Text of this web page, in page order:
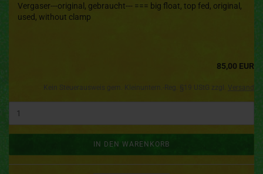
Vergaser---original, gebraucht--- === big float, top fed, original,
used, without clamp
85,00 EUR
Versand
IN DEN WARENKORB